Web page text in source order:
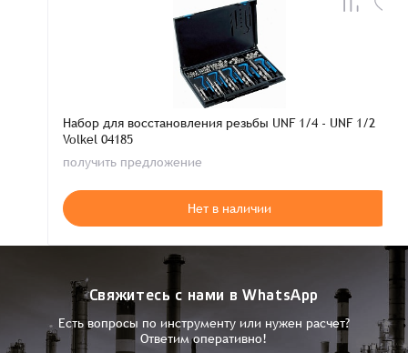
Набор для восстановления резьбы UNF 1/4 - UNF 1/2
Volkel 04185
получить предложение
Нет в наличии
Свяжитесь с нами в WhatsApp
Есть вопросы по инструменту или нужен расчет?
Ответим оперативно!